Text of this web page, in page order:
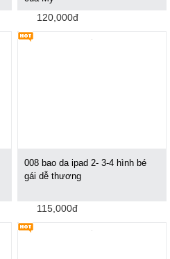
120,000đ
008 bao da ipad 2- 3-4 hình bé
gái dễ thương
115,000đ